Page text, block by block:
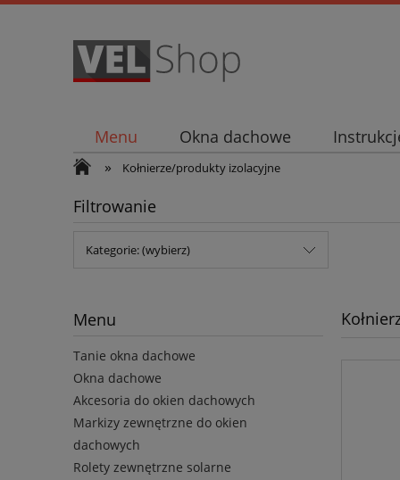
Menu Okna dachowe
» Kołnierze/produkty izolacyjne
Filtrowanie
Kategorie: (wybierz)
Menu
Tanie okna dachowe
Okna dachowe
Akcesoria do okien dachowych
Markizy zewnętrzne do okien
dachowych
Rolety zewnętrzne solarne